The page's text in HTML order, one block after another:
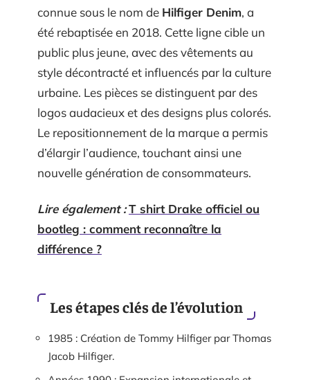
connue sous le nom de Hilfiger Denim, a
été rebaptisée en 2018. Cette ligne cible un
public plus jeune, avec des vêtements au
style décontracté et influencés par la culture
urbaine. Les pièces se distinguent par des
logos audacieux et des designs plus colorés.
Le repositionnement de la marque a permis
d’élargir l’audience, touchant ainsi une
nouvelle génération de consommateurs.
Lire également :T shirt Drake officiel ou
bootleg : comment reconnaître la
différence ?
Les étapes clés de l’évolution
1985 : Création de Tommy Hilfiger par Thomas
Jacob Hilfiger.